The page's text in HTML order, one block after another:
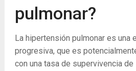
pulmonar?
La hipertensión pulmonar es una
progresiva, que es
con una tasa de supervivencia